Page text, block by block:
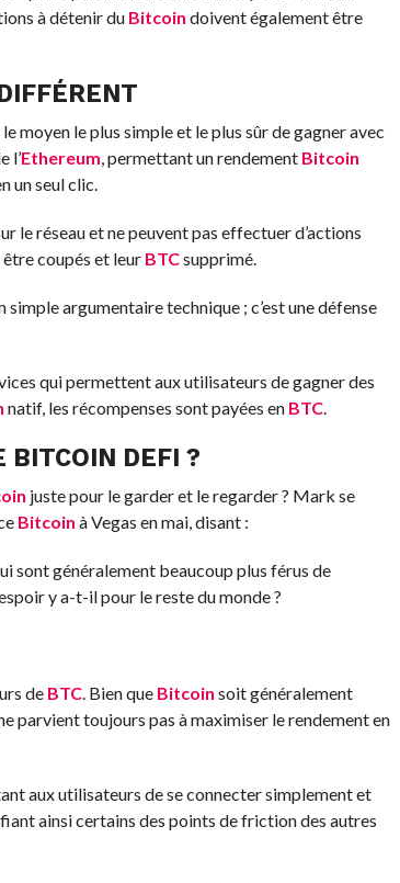
à détenir du Bitcoin doivent également être
le plus simple et le plus sûr de gagner avec
l’Ethereum, permettant un rendement Bitcoin
un seul clic.
le réseau et ne peuvent pas effectuer d’actions
coupés et leur BTCsupprimé.
argumentaire technique ; c’est une défense
qui permettent aux utilisateurs de gagner des
natif, les récompenses sont payées en BTC.
BITCOIN DEFI ?
juste pour le garder et le regarder ? Mark se
Bitcoin à Vegas en mai, disant :
sont généralement beaucoup plus férus de
y a-t-il pour le reste du monde ?
de BTC. Bien que Bitcoin soit généralement
parvient toujours pas à maximiser le rendement en
aux utilisateurs de se connecter simplement et
ainsi certains des points de friction des autres